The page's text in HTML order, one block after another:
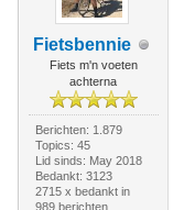
Fietsbennie
Fiets m'n voeten
achterna
Berichten: 1.879
Topics: 45
Lid sinds: May 2018
Bedankt: 3123
2715 x bedankt in
989 berichten